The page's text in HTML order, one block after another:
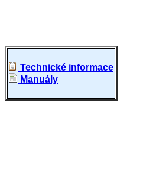
Technické informace
Manuály